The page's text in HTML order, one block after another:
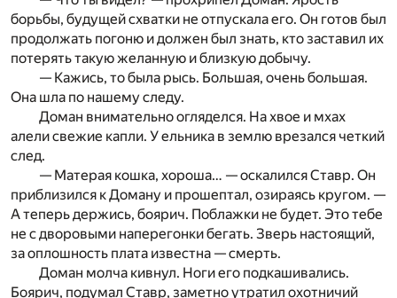
борьбы, будущей схватки не отпускала его. Он готов был
продолжать погоню и должен был знать, кто заставил их
потерять такую желанную и близкую добычу.
— Кажись, то была рысь. Большая, очень большая.
Она шла по нашему следу.
Доман внимательно огляделся. На хвое и мхах
алели свежие капли. У ельника в землю врезался четкий
след.
— Матерая кошка, хороша… — оскалился Ставр. Он
приблизился к Доману и прошептал, озираясь кругом. —
А теперь держись, боярич. Поблажки не будет. Это тебе
не с дворовыми наперегонки бегать. Зверь настоящий,
за оплошность плата известна — смерть.
Доман молча кивнул. Ноги его подкашивались.
Боярич, подумал Ставр, заметно утратил охотничий